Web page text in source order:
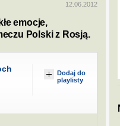
12.06.2012
emocje,
Polski z Rosją.
Dodaj do
playlisty